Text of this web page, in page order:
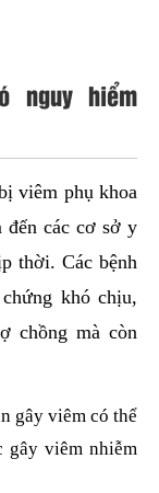
nguy hiểm
viêm phụ khoa
đến các cơ sở y
thời. Các bệnh
khó chịu,
chồng mà còn
gây viêm có thể
gây viêm nhiễm